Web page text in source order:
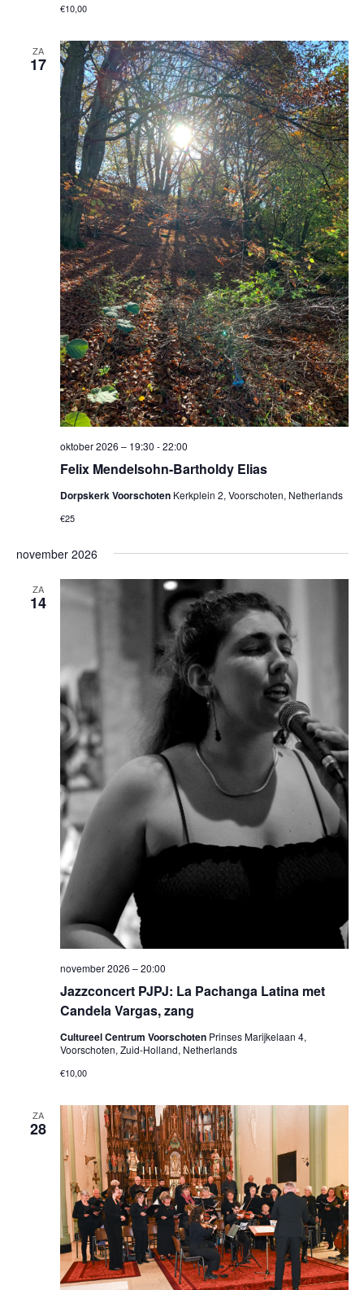
€10,00
ZA
17
Felix Mendelsohn-Bartholdy Elias
oktober 2026 – 19:30 -22:00
Dorpskerk Voorschoten Kerkplein 2, Voorschoten, Netherlands
€25
november 2026
ZA
14
Jazzconcert PJPJ: La Pachanga Latina met
Candela Vargas, zang
november 2026 – 20:00
Cultureel Centrum Voorschoten Prinses Marijkelaan 4,
Voorschoten, Zuid-Holland, Netherlands
€10,00
ZA
28